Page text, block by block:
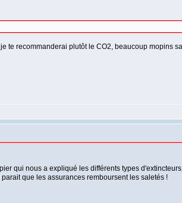
recommanderai plutôt le CO2, beaucoup mopins
qui nous a expliqué les différents types
que les assurances remboursent les saletés !